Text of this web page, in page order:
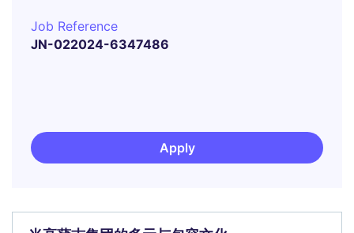
Job Reference
JN-022024-6347486
Apply